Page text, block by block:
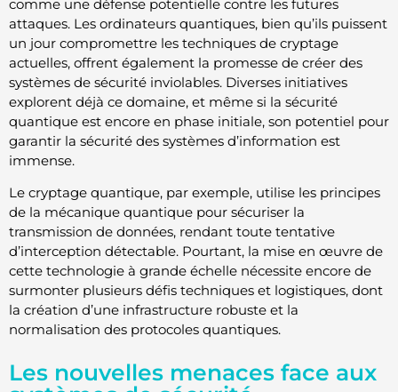
comme une défense potentielle contre les futures
attaques. Les ordinateurs quantiques, bien qu’ils puissent
un jour compromettre les techniques de cryptage
actuelles, offrent également la promesse de créer des
systèmes de sécurité inviolables. Diverses initiatives
explorent déjà ce domaine, et même si la sécurité
quantique est encore en phase initiale, son potentiel pour
garantir la sécurité des systèmes d’information est
immense.
Le cryptage quantique, par exemple, utilise les principes
de la mécanique quantique pour sécuriser la
transmission de données, rendant toute tentative
d’interception détectable. Pourtant, la mise en œuvre de
cette technologie à grande échelle nécessite encore de
surmonter plusieurs défis techniques et logistiques, dont
la création d’une infrastructure robuste et la
normalisation des protocoles quantiques.
Les nouvelles menaces face aux